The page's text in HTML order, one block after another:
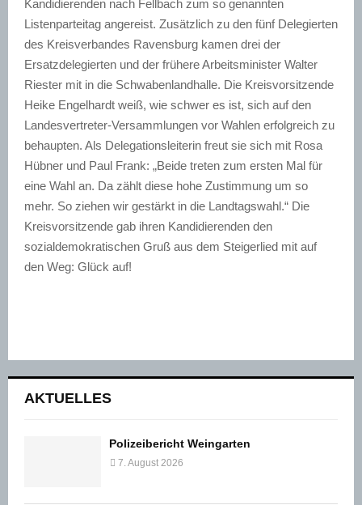
Kandidierenden nach Fellbach zum so genannten
Listenparteitag angereist. Zusätzlich zu den fünf Delegierten
des Kreisverbandes Ravensburg kamen drei der
Ersatzdelegierten und der frühere Arbeitsminister Walter
Riester mit in die Schwabenlandhalle. Die Kreisvorsitzende
Heike Engelhardt weiß, wie schwer es ist, sich auf den
Landesvertreter-Versammlungen vor Wahlen erfolgreich zu
behaupten. Als Delegationsleiterin freut sie sich mit Rosa
Hübner und Paul Frank: „Beide treten zum ersten Mal für
eine Wahl an. Da zählt diese hohe Zustimmung um so
mehr. So ziehen wir gestärkt in die Landtagswahl.“ Die
Kreisvorsitzende gab ihren Kandidierenden den
sozialdemokratischen Gruß aus dem Steigerlied mit auf
den Weg: Glück auf!
AKTUELLES
Polizeibericht Weingarten
7. August 2026